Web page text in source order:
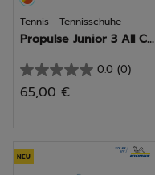
Tennis - Tennisschuhe
Propulse Junior 3 All C...
0.0 (0)
0.0
von
65,00 €
NEU